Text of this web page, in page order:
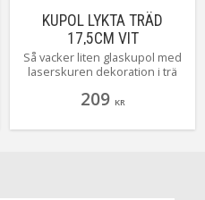
KUPOL LYKTA TRÄD
17,5CM VIT
Så vacker liten glaskupol med
laserskuren dekoration i trä
batteri och är på så sätt
Givetvis med inbyggd timer! Vi
209 KR